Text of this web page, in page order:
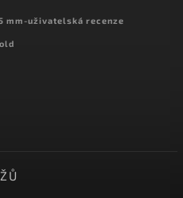
mm-uživatelská recenze